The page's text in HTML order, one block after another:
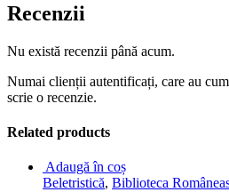
Recenzii
Nu există recenzii până acum.
Numai clienții autentificați, care au
scrie o recenzie.
Related products
Adaugă în coș
Beletristică, Biblioteca